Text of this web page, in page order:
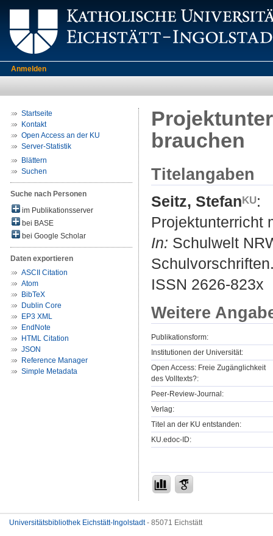
Anmelden
Startseite
Kontakt
Open Access an der KU
Server-Statistik
Blättern
Suchen
Suche nach Personen
im Publikationsserver
bei BASE
bei Google Scholar
Daten exportieren
ASCII Citation
Atom
BibTeX
Dublin Core
EP3 XML
EndNote
HTML Citation
JSON
Reference Manager
Simple Metadata
brauchen
Titelangaben
Seitz, Stefan
:
Projektunterricht
In: Schulwelt
ISSN 2626-823x
Weitere
Publikationsform:
Institutionen der Universität:
Open Access: Freie Zugänglichkeit
des Volltexts?:
Peer-Review-Journal:
Verlag:
Titel an der KU entstanden:
KU.edoc-ID:
Universitätsbibliothek Eichstätt-Ingolstadt- 85071 Eichstätt